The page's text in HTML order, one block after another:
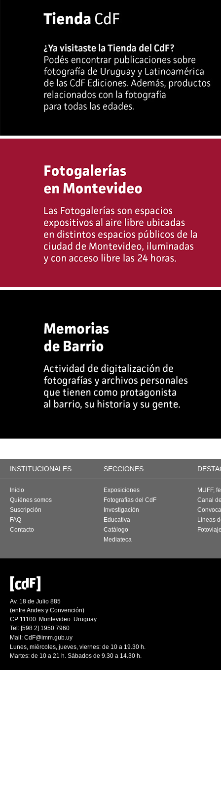
INSTITUCIONALES SECCIONES
Inicio
Quiénes somos
Suscripción
FAQ
Contacto
Exposiciones
Fotografías del CdF
Investigación
Educativa
Catálogo
Mediateca
MUFF,
Canal
Líneas
Av. 18 de Julio 885
(entre Andes y Convención)
CP 11100. Montevideo. Uruguay
Tel: [598 2] 1950 7960
Mail: CdF@imm.gub.uy
Lunes, miércoles, jueves, viernes: de 10 a 19.30 h.
Martes: de 10 a 21 h. Sábados de 9.30 a 14.30 h.